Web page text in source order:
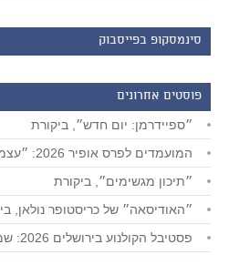
סינמסקופ בפייסבוק
פוסטים אחרונים
״ספיידרמן: יום חדש״, ביקורת
המועמדים לפרס אופיר 2026: ״עצמאות״ מוביל
״תיכון מגשימים״, ביקורת
״האודיסאה״ של כריסטופר נולאן,
פסטיבל הקולנוע בירושלים 2026: שמונה או תשע המלצות